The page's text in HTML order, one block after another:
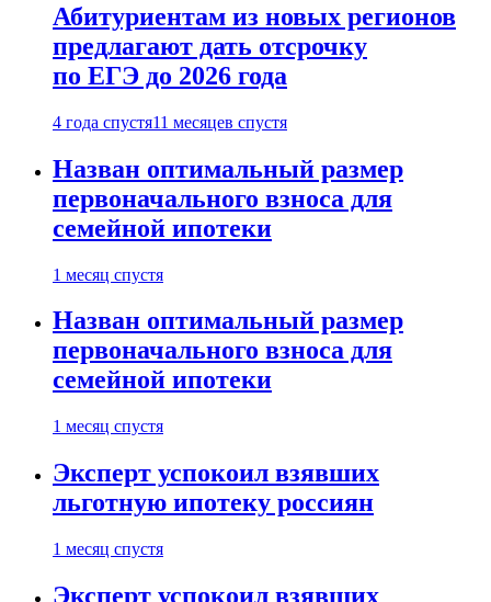
Абитуриентам из новых регионов
предлагают дать отсрочку
по ЕГЭ до 2026 года
4 года спустя11 месяцев спустя
Назван оптимальный размер
первоначального взноса для
семейной ипотеки
1 месяц спустя
Назван оптимальный размер
первоначального взноса для
семейной ипотеки
1 месяц спустя
Эксперт успокоил взявших
льготную ипотеку россиян
1 месяц спустя
Эксперт успокоил взявших